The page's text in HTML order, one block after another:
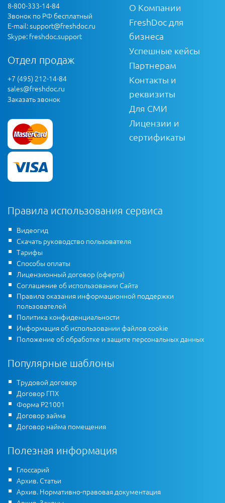
8-800-333-14-84
Звонок по РФ бесплатный
E-mail:support@freshdoc.ru
Skype: freshdoc.support
Отдел продаж
+7 (495) 212-14-84
sales@freshdoc.ru
Заказать звонок
О Компании
FreshDoc для
бизнеса
Успешные кейсы
Партнерам
Контакты и
реквизиты
Для СМИ
Лицензии и
сертификаты
Правила использования сервиса
Видеогид
Скачать руководство пользователя
Тарифы
Способы оплаты
Лицензионный договор (оферта)
Соглашение об использовании Сайта
Правила оказания информационной поддержки
пользователей
Политика конфиденциальности
Информация об использовании файлов cookie
Положение об обработке и защите персональных данных
Популярные шаблоны
Трудовой договор
Договор ГПХ
Форма Р21001
Договор займа
Договор найма помещения
Полезная информация
Глоссарий
Архив. Статьи
Архив. Нормативно-правовая документация